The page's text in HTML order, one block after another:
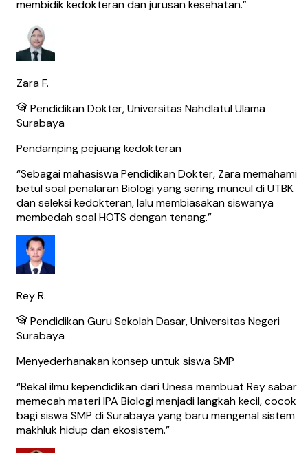
membidik kedokteran dan jurusan kesehatan.”
Zara F.
Pendidikan Dokter, Universitas Nahdlatul Ulama
Surabaya
Pendamping pejuang kedokteran
“Sebagai mahasiswa Pendidikan Dokter, Zara memahami
betul soal penalaran Biologi yang sering muncul di UTBK
dan seleksi kedokteran, lalu membiasakan siswanya
membedah soal HOTS dengan tenang.”
Rey R.
Pendidikan Guru Sekolah Dasar, Universitas Negeri
Surabaya
Menyederhanakan konsep untuk siswa SMP
“Bekal ilmu kependidikan dari Unesa membuat Rey sabar
memecah materi IPA Biologi menjadi langkah kecil, cocok
bagi siswa SMP di Surabaya yang baru mengenal sistem
makhluk hidup dan ekosistem.”